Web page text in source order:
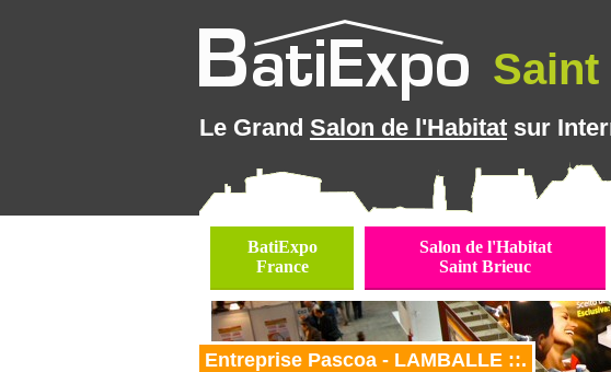
Saint
Le Grand Salon de l'Habitat sur
BatiExpo
France
Salon de l'Habitat
Saint Brieuc
Entreprise Pascoa - LAMBALLE ::.